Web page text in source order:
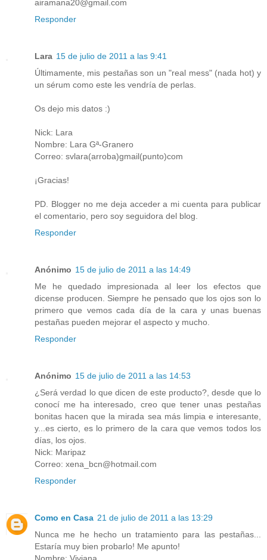
airamana20@gmail.com
Responder
Lara 15 de julio de 2011 a las 9:41
Últimamente, mis pestañas son un "real mess" (nada hot) y
un sérum como este les vendría de perlas.
Os dejo mis datos :)
Nick: Lara
Nombre: Lara Gª-Granero
Correo: svlara(arroba)gmail(punto)com
¡Gracias!
PD. Blogger no me deja acceder a mi cuenta para publicar
el comentario, pero soy seguidora del blog.
Responder
Anónimo 15 de julio de 2011 a las 14:49
Me he quedado impresionada al leer los efectos que
dicense producen. Siempre he pensado que los ojos son lo
primero que vemos cada día de la cara y unas buenas
pestañas pueden mejorar el aspecto y mucho.
Responder
Anónimo 15 de julio de 2011 a las 14:53
¿Será verdad lo que dicen de este producto?, desde que lo
conocí me ha interesado, creo que tener unas pestañas
bonitas hacen que la mirada sea más limpia e interesante,
y...es cierto, es lo primero de la cara que vemos todos los
días, los ojos.
Nick: Maripaz
Correo: xena_bcn@hotmail.com
Responder
Como en Casa 21 de julio de 2011 a las 13:29
Nunca me he hecho un tratamiento para las pestañas...
Estaría muy bien probarlo! Me apunto!
Nombre: Viviana